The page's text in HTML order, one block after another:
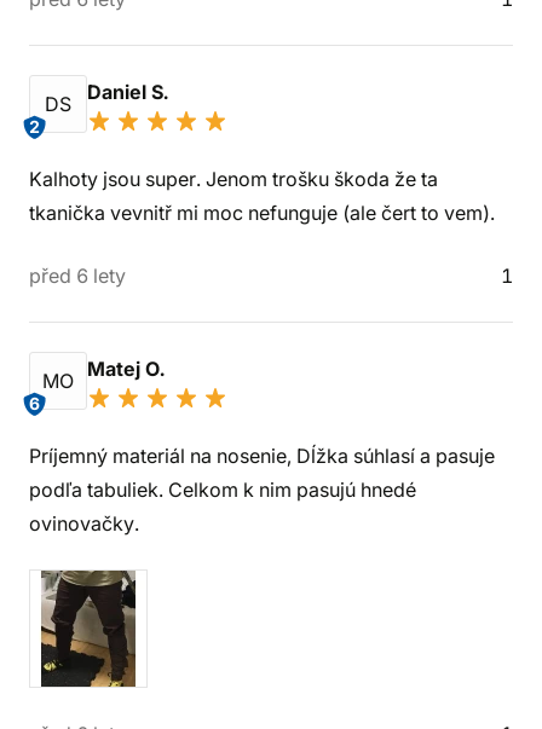
DS
2
Daniel S.
Kalhoty jsou super. Jenom trošku škoda že ta
tkanička vevnitř mi moc nefunguje (ale čert to vem).
před 6 lety 1
MO
6
Matej O.
Príjemný materiál na nosenie, Dĺžka súhlasí a pasuje
podľa tabuliek. Celkom k nim pasujú hnedé
ovinovačky.